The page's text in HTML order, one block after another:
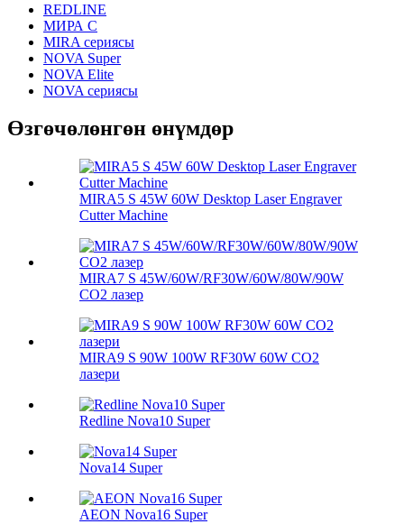
REDLINE
МИРА С
MIRA сериясы
NOVA Super
NOVA Elite
NOVA сериясы
Өзгөчөлөнгөн өнүмдөр
MIRA5 S 45W 60W Desktop Laser Engraver
Cutter Machine
MIRA7 S 45W/60W/RF30W/60W/80W/90W
CO2 лазер
MIRA9 S 90W 100W RF30W 60W CO2
лазери
Redline Nova10 Super
Nova14 Super
AEON Nova16 Super